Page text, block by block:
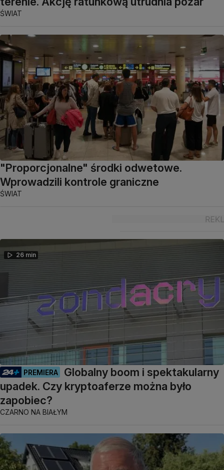
ŚWIAT
"Proporcjonalne" środki odwetowe.
Wprowadzili kontrole graniczne
ŚWIAT
26 min
PREMIERA
Globalny boom i spektakularny
upadek. Czy kryptoaferze można było
zapobiec?
CZARNO NA BIAŁYM